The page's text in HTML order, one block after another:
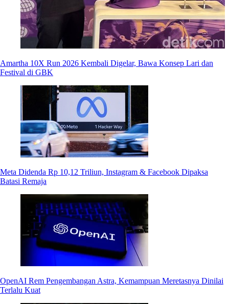
Amartha 10X Run 2026 Kembali Digelar, Bawa Konsep Lari dan
Festival di GBK
Meta Didenda Rp 10,12 Triliun, Instagram & Facebook Dipaksa
Batasi Remaja
OpenAI Rem Pengembangan Astra, Kemampuan Meretasnya Dinilai
Terlalu Kuat